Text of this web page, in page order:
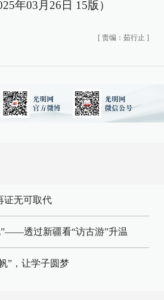
年03月26日 15版）
[ 责编：茹行止 ]
证无可取代
”——透过新疆看“访古游”升温
”，让学子圆梦